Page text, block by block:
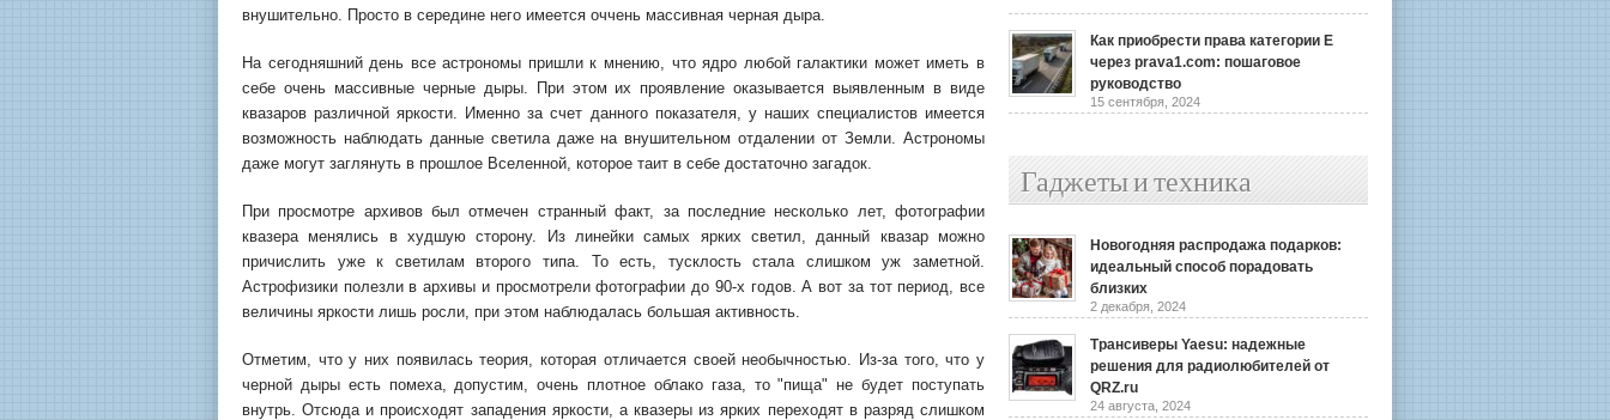
внушительно. Просто в середине него имеется оччень массивная черная дыра.
На сегодняшний день все астрономы пришли к мнению, что ядро любой галактики может иметь в
себе очень массивные черные дыры. При этом их проявление оказывается выявленным в виде
квазаров различной яркости. Именно за счет данного показателя, у наших специалистов имеется
возможность наблюдать данные светила даже на внушительном отдалении от Земли. Астрономы
даже могут заглянуть в прошлое Вселенной, которое таит в себе достаточно загадок.
При просмотре архивов был отмечен странный факт, за последние несколько лет, фотографии
квазера менялись в худшую сторону. Из линейки самых ярких светил, данный квазар можно
причислить уже к светилам второго типа. То есть, тусклость стала слишком уж заметной.
Астрофизики полезли в архивы и просмотрели фотографии до 90-х годов. А вот за тот период, все
величины яркости лишь росли, при этом наблюдалась большая активность.
Отметим, что у них появилась теория, которая отличается своей необычностью. Из-за того, что у
черной дыры есть помеха, допустим, очень плотное облако газа, то "пища" не будет поступать
внутрь. Отсюда и происходят западения яркости, а квазеры из ярких переходят в разряд слишком
Как приобрести права категории E
через prava1.com: пошаговое
руководство
15 сентября, 2024
Гаджеты и техника
Новогодняя распродажа подарков:
идеальный способ порадовать
близких
2 декабря, 2024
Трансиверы Yaesu: надежные
решения для радиолюбителей от
QRZ.ru
24 августа, 2024